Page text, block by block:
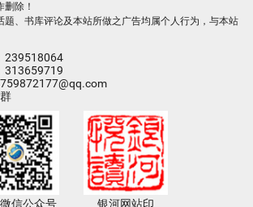
除！
题、书库评论及本站所做之广告均属个人行为，与本站
239518064
313659719
信公众号 银河网站印